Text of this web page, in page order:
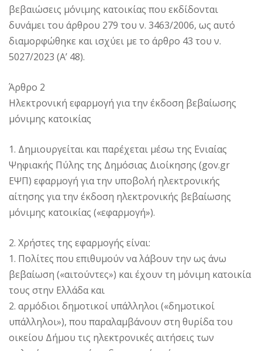
βεβαιώσεις μόνιμης κατοικίας που εκδίδονται
δυνάμει του άρθρου 279 του ν. 3463/2006, ως αυτό
διαμορφώθηκε και ισχύει με το άρθρο 43 του ν.
5027/2023 (Α’ 48).
Άρθρο 2
Ηλεκτρονική εφαρμογή για την έκδοση βεβαίωσης
μόνιμης κατοικίας
1. Δημιουργείται και παρέχεται μέσω της Ενιαίας
Ψηφιακής Πύλης της Δημόσιας Διοίκησης (gov.gr
ΕΨΠ) εφαρμογή για την υποβολή ηλεκτρονικής
αίτησης για την έκδοση ηλεκτρονικής βεβαίωσης
μόνιμης κατοικίας («εφαρμογή»).
2. Χρήστες της εφαρμογής είναι:
1. Πολίτες που επιθυμούν να λάβουν την ως άνω
βεβαίωση («αιτούντες») και έχουν τη μόνιμη κατοικία
τους στην Ελλάδα και
2. αρμόδιοι δημοτικοί υπάλληλοι («δημοτικοί
υπάλληλοι»), που παραλαμβάνουν στη θυρίδα του
οικείου Δήμου τις ηλεκτρονικές αιτήσεις των